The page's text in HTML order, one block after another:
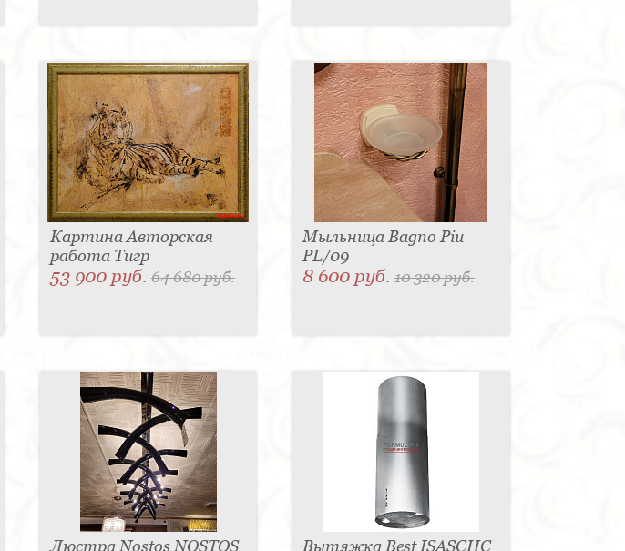
Картина Авторская
работа Тигр
53 900 руб. 64 680 руб.
Мыльница Bagno Piu
PL/09
8 600 руб.10 320 руб.
Люстра Nostos NOSTOS
Вытяжка Best ISASCHC